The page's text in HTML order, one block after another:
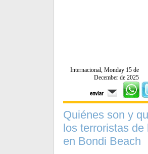
Internacional, Monday 15 de
December de 2025
Quiénes son y
los terroristas de
en Bondi Beach